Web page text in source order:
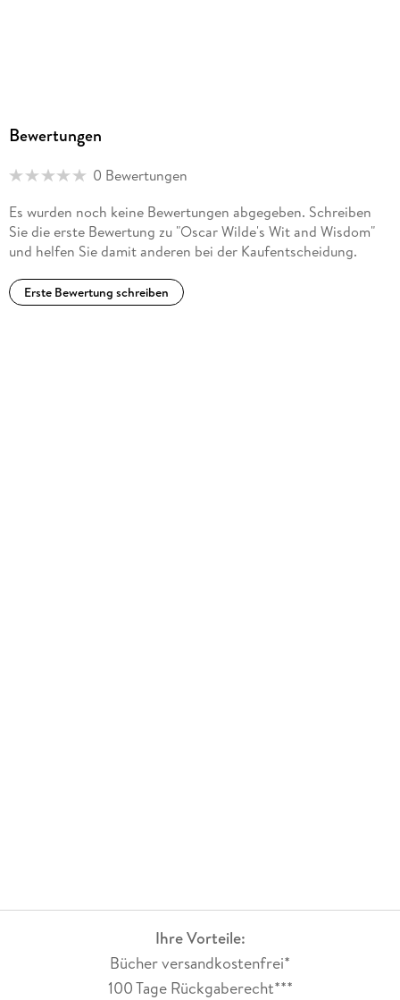
Bewertungen
0 Bewertungen
Es wurden noch keine Bewertungen abgegeben. Schreiben
Sie die erste Bewertung zu "Oscar Wilde's Wit and Wisdom"
und helfen Sie damit anderen bei der Kaufentscheidung.
Erste Bewertung schreiben
Ihre Vorteile:
Bücher versandkostenfrei*
100 Tage Rückgaberecht***